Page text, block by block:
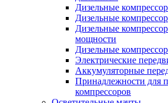
Дизельные
Дизельные
Дизельные
мощности
Дизельные
Электрические
Аккумуляторные
Принадлежности для
компрессоров